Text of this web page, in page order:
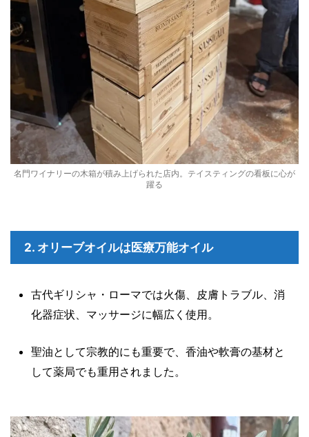
名門ワイナリーの木箱が積み上げられた店内。テイスティングの看板に心が
躍る
2. オリーブオイルは医療万能オイル
古代ギリシャ・ローマでは火傷、皮膚トラブル、消
化器症状、マッサージに幅広く使用。
聖油として宗教的にも重要で、香油や軟膏の基材と
して薬局でも重用されました。